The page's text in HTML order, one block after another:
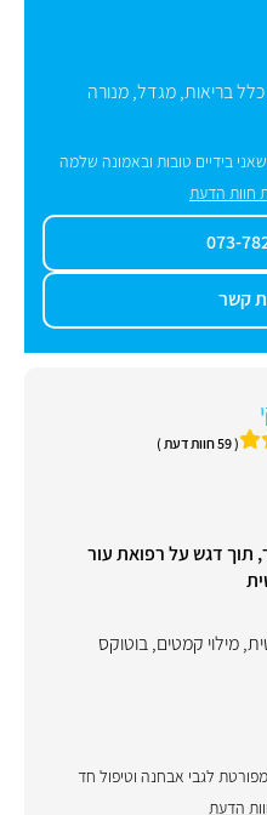
כלל בריאות,מגדל,מנורה
בידיים טובות ובאמונה שלמה
חוות הדעת
073-
קשר
( 59 חוות דעת )
תוך דגש על רפואת עור
,מילוי קמטים,בוטוקס
לגבי אבחנה וטיפול חד
הדעת